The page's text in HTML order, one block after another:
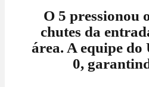
O 5 pressionou
chutes da
área. A equipe
0,